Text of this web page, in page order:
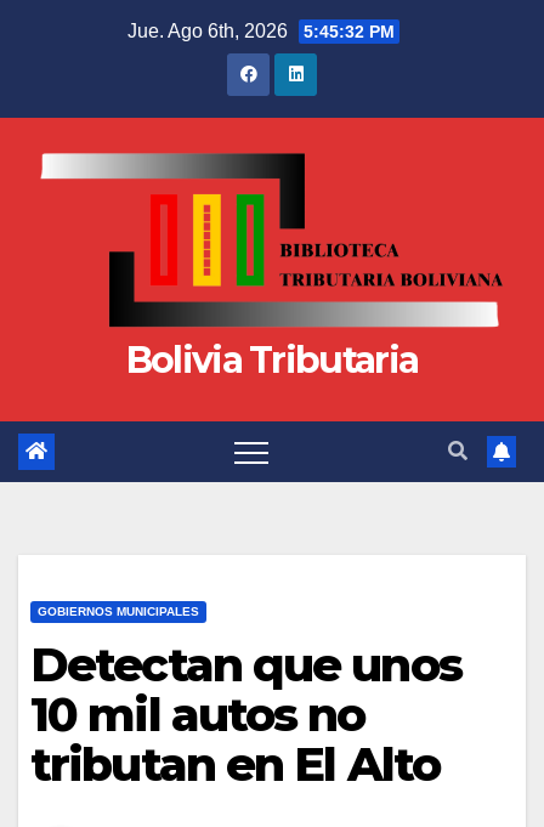
Jue. Ago 6th, 2026 5:45:33 PM
Bolivia Tributaria
GOBIERNOS MUNICIPALES
Detectan que unos
10 mil autos no
tributan en El Alto